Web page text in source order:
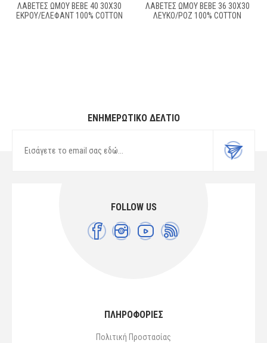
ΛΑΒΕΤΕΣ ΩΜΟΥ BEBE 40 30X30
ΕΚΡΟΎ/ΈΛΕΦΑΝΤ 100% COTTON
ΛΑΒΕΤΕΣ ΩΜΟΥ BEBE 36 30X30
ΛΕΥΚΌ/ΡΟΖ 100% COTTON
ΕΝΗΜΕΡΩΤΙΚΌ ΔΕΛΤΊΟ
FOLLOW US
ΠΛΗΡΟΦΟΡΙΕΣ
Πολιτική Προστασίας